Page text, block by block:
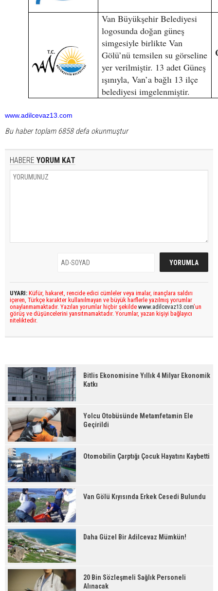
Van Büyükşehir Belediyesi
logosunda doğan güneş
simgesiyle birlikte Van
Gölü’nü temsilen su görseline
yer verilmiştir. 13 adet Güneş
ışınıyla, Van’a bağlı 13 ilçe
belediyesi imgelenmiştir.
www.adilcevaz13.com
Bu haber toplam 6858 defa okunmuştur
HABERE YORUM KAT
UYARI: Küfür, hakaret, rencide edici cümleler veya imalar, inançlara saldırı
içeren, Türkçe karakter kullanılmayan ve büyük harflerle yazılmış yorumlar
onaylanmamaktadır. Yazılan yorumlar hiçbir şekilde www.adilcevaz13.com’un
görüş ve düşüncelerini yansıtmamaktadır. Yorumlar, yazan kişiyi bağlayıcı
niteliktedir.
Bitlis Ekonomisine Yıllık 4 Milyar Ekonomik
Katkı
Yolcu Otobüsünde Metamfetamin Ele
Geçirildi
Otomobilin Çarptığı Çocuk Hayatını Kaybetti
Van Gölü Kıyısında Erkek Cesedi Bulundu
Daha Güzel Bir Adilcevaz Mümkün!
20 Bin Sözleşmeli Sağlık Personeli
Alınacak